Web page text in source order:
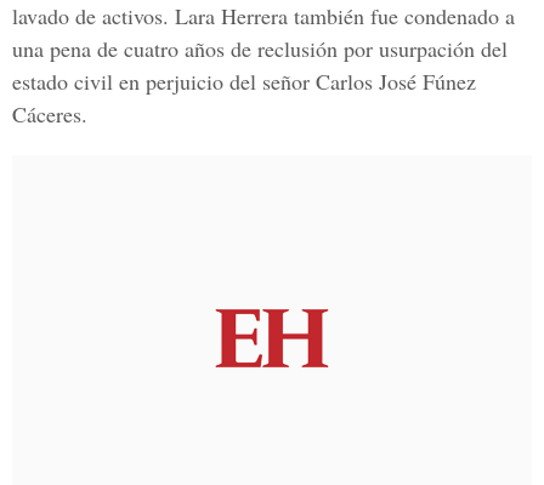
lavado de activos. Lara Herrera también fue condenado a
una pena de cuatro años de reclusión por usurpación del
estado civil en perjuicio del señor Carlos José Fúnez
Cáceres.